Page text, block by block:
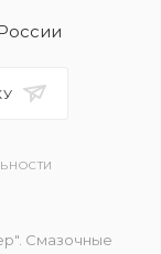
Смазочные